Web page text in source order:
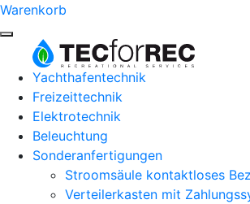
Warenkorb
Yachthafentechnik
Freizeittechnik
Elektrotechnik
Beleuchtung
Sonderanfertigungen
Stroomsäule kontaktloses
Verteilerkasten mit